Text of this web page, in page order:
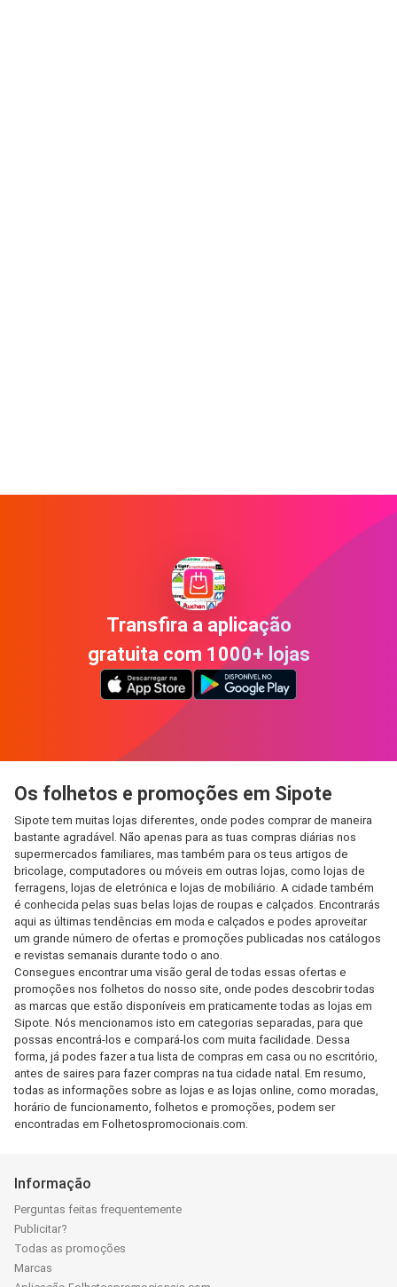
Transfira a aplicação
gratuita com 1000+ lojas
Os folhetos e promoções em Sipote
Sipote tem muitas lojas diferentes, onde podes comprar de maneira
bastante agradável. Não apenas para as tuas compras diárias nos
supermercados familiares, mas também para os teus artigos de
bricolage, computadores ou móveis em outras lojas, como lojas de
ferragens, lojas de eletrónica e lojas de mobiliário. A cidade também
é conhecida pelas suas belas lojas de roupas e calçados. Encontrarás
aqui as últimas tendências em moda e calçados e podes aproveitar
um grande número de ofertas e promoções publicadas nos catálogos
e revistas semanais durante todo o ano.
Consegues encontrar uma visão geral de todas essas ofertas e
promoções nos folhetos do nosso site, onde podes descobrir todas
as marcas que estão disponíveis em praticamente todas as lojas em
Sipote. Nós mencionamos isto em categorias separadas, para que
possas encontrá-los e compará-los com muita facilidade. Dessa
forma, já podes fazer a tua lista de compras em casa ou no escritório,
antes de saires para fazer compras na tua cidade natal. Em resumo,
todas as informações sobre as lojas e as lojas online, como moradas,
horário de funcionamento, folhetos e promoções, podem ser
encontradas em Folhetospromocionais.com.
Informação
Perguntas feitas frequentemente
Publicitar?
Todas as promoções
Marcas